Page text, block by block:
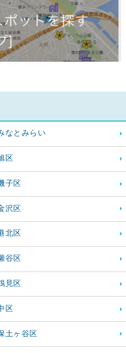
なとみらい
区
子区
沢区
北区
谷区
見区
区
土ヶ谷区